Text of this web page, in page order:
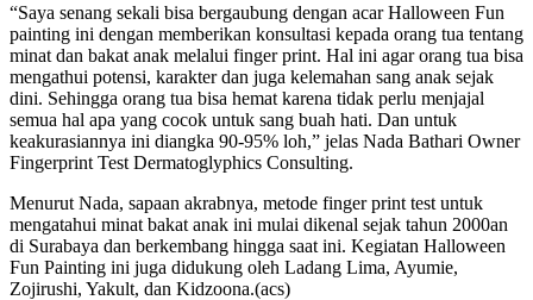
“Saya senang sekali bisa bergaubung dengan acar Halloween Fun
painting ini dengan memberikan konsultasi kepada orang tua tentang
minat dan bakat anak melalui finger print. Hal ini agar orang tua bisa
mengathui potensi, karakter dan juga kelemahan sang anak sejak
dini. Sehingga orang tua bisa hemat karena tidak perlu menjajal
semua hal apa yang cocok untuk sang buah hati. Dan untuk
keakurasiannya ini diangka 90-95% loh,” jelas Nada Bathari Owner
Fingerprint Test Dermatoglyphics Consulting.
Menurut Nada, sapaan akrabnya, metode finger print test untuk
mengatahui minat bakat anak ini mulai dikenal sejak tahun 2000an
di Surabaya dan berkembang hingga saat ini. Kegiatan Halloween
Fun Painting ini juga didukung oleh Ladang Lima, Ayumie,
Zojirushi, Yakult, dan Kidzoona.(acs)